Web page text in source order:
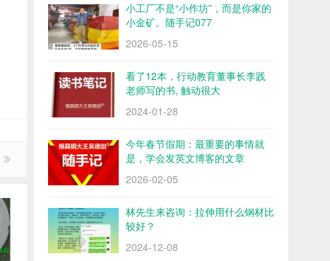
小工厂不是“小作坊”，而是你家的
小金矿。随手记077
2026-05-15
看了12本，行动教育董事长李践
老师写的书, 触动很大
2024-01-28
今年春节假期：最重要的事情就
是，学会发英文博客的文章
2026-02-05
林先生来咨询：拉伸用什么钢材比
较好？
2024-12-08